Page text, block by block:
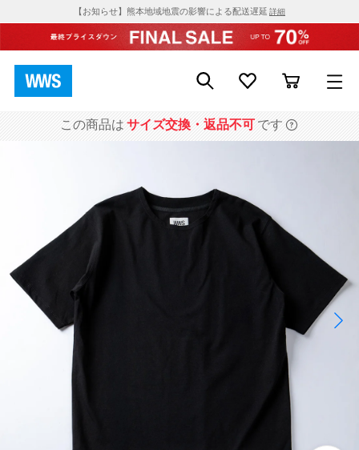
【お知らせ】熊本地域地震の影響による配送遅延 詳細
この商品は サイズ交換・返品不可 です